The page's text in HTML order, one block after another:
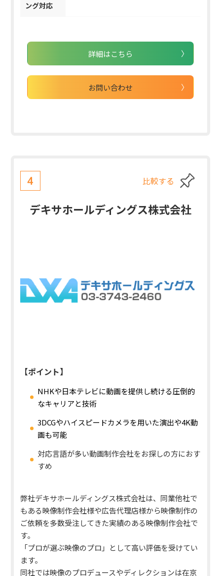
ング対応
詳細はこちら
お問い合わせ
4 比較する
デキサホールディングス株式会社
【ポイント】
NHKや日本テレビに動画を提供し続ける圧倒的
なキャリアと技術
3DCGやハイスピードカメラを用いた演出や4K動
画も可能
対応言語が多い動画制作会社をお探しの方におす
すめ
弊社デキサホールディングス株式会社は、同業他社で
もある映像制作会社様や広告代理店様から映像制作の
ご依頼を多数受注してきた実績のある映像制作会社で
す。
「プロが選ぶ映像のプロ」として高い評価を受けてい
ます。
同社では映像のプロデュースやディレクションは在京